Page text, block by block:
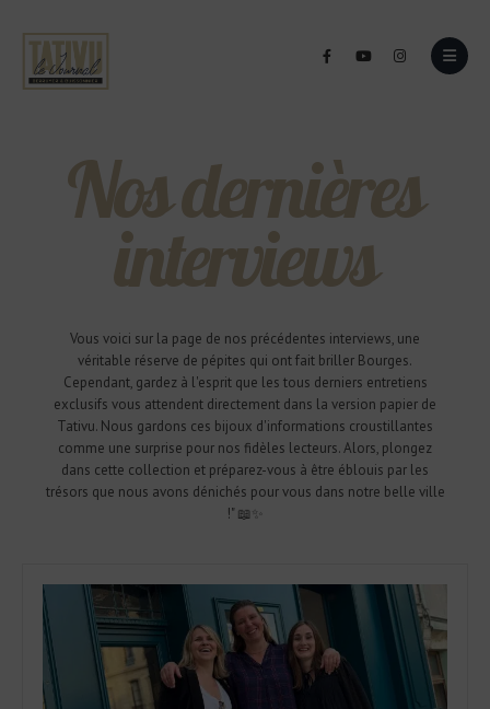
Nos dernières
interviews
Vous voici sur la page de nos précédentes interviews, une
véritable réserve de pépites qui ont fait briller Bourges.
Cependant, gardez à l'esprit que les tous derniers entretiens
exclusifs vous attendent directement dans la version papier de
Tativu. Nous gardons ces bijoux d'informations croustillantes
comme une surprise pour nos fidèles lecteurs. Alors, plongez
dans cette collection et préparez-vous à être éblouis par les
trésors que nous avons dénichés pour vous dans notre belle ville
!" 📖✨